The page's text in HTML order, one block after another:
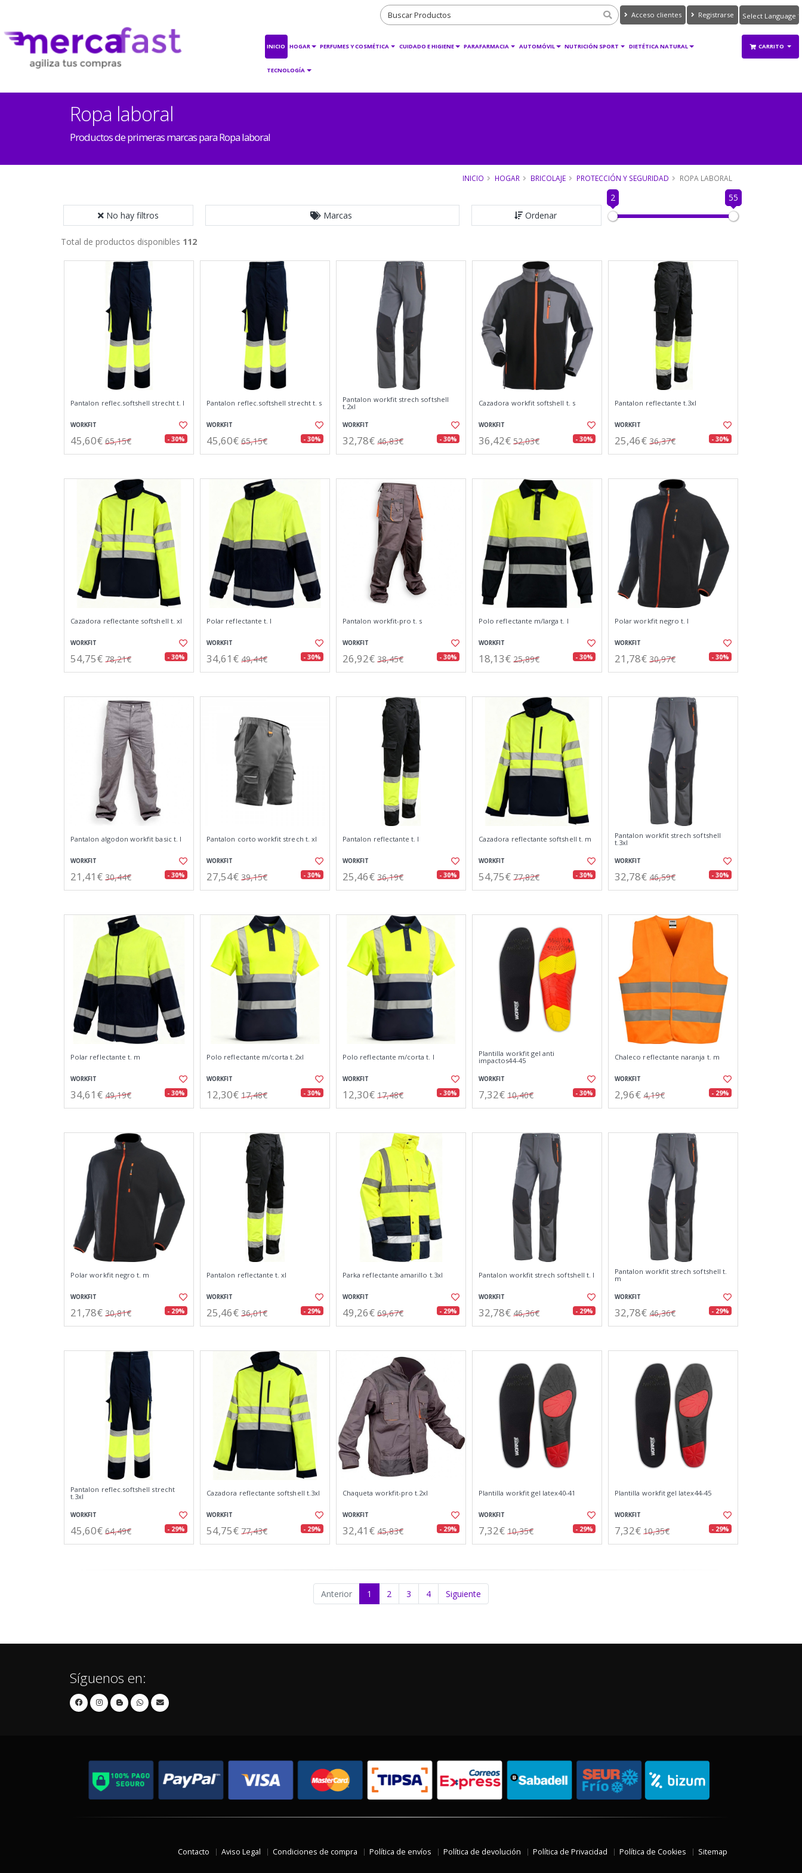
Acceso clientes Registrarse
Translate
INICIO HOGAR PERFUMES Y COSMÉTICA CUIDADO E HIGIENE PARAFARMACIA AUTOMÓVIL NUTRICIÓN SPORT DIETÉTICA NATURAL
TECNOLOGÍA
CARRITO
Ropa laboral
Productos de primeras marcas para Ropa laboral
INICIO HOGAR BRICOLAJE PROTECCIÓN Y SEGURIDAD ROPA LABORAL
No hay filtros Marcas Ordenar
2 55
Total de productos disponibles 112
Pantalon reflec.softshell strecht t. l
WORKFIT
45,60€ 65,15€ - 30%
Pantalon reflec.softshell strecht t. s
WORKFIT
45,60€ 65,15€ - 30%
Pantalon workfit strech softshell
t.2xl
WORKFIT
32,78€ 46,83€ - 30%
Cazadora workfit softshell t. s
WORKFIT
36,42€ 52,03€ - 30%
Pantalon reflectante t.3xl
WORKFIT
25,46€ 36,37€ - 30%
Cazadora reflectante softshell t. xl
WORKFIT
54,75€ 78,21€ - 30%
Polar reflectante t. l
WORKFIT
34,61€ 49,44€ - 30%
Pantalon workfit-pro t. s
WORKFIT
26,92€ 38,45€ - 30%
Polo reflectante m/larga t. l
WORKFIT
18,13€ 25,89€ - 30%
Polar workfit negro t. l
WORKFIT
21,78€ 30,97€ - 30%
Pantalon algodon workfit basic t. l
WORKFIT
21,41€ 30,44€ - 30%
Pantalon corto workfit strech t. xl
WORKFIT
27,54€ 39,15€ - 30%
Pantalon reflectante t. l
WORKFIT
25,46€ 36,19€ - 30%
Cazadora reflectante softshell t. m
WORKFIT
54,75€ 77,82€ - 30%
Pantalon workfit strech softshell
t.3xl
WORKFIT
32,78€ 46,59€ - 30%
Polar reflectante t. m
WORKFIT
34,61€ 49,19€ - 30%
Polo reflectante m/corta t.2xl
WORKFIT
12,30€ 17,48€ - 30%
Polo reflectante m/corta t. l
WORKFIT
12,30€ 17,48€ - 30%
Plantilla workfit gel anti
impactos44-45
WORKFIT
7,32€ 10,40€ - 30%
Chaleco reflectante naranja t. m
WORKFIT
2,96€ 4,19€ - 29%
Polar workfit negro t. m
WORKFIT
21,78€ 30,81€ - 29%
Pantalon reflectante t. xl
WORKFIT
25,46€ 36,01€ - 29%
Parka reflectante amarillo t.3xl
WORKFIT
49,26€ 69,67€ - 29%
Pantalon workfit strech softshell t. l
WORKFIT
32,78€ 46,36€ - 29%
Pantalon workfit strech softshell t.
m
WORKFIT
32,78€ 46,36€ - 29%
Pantalon reflec.softshell strecht
t.3xl
WORKFIT
45,60€ 64,49€ - 29%
Cazadora reflectante softshell t.3xl
WORKFIT
54,75€ 77,43€ - 29%
Chaqueta workfit-pro t.2xl
WORKFIT
32,41€ 45,83€ - 29%
Plantilla workfit gel latex40-41
WORKFIT
7,32€ 10,35€ - 29%
Plantilla workfit gel latex44-45
WORKFIT
7,32€ 10,35€ - 29%
Anterior 1 2 3 4 Siguiente
Síguenos en:
Contacto Aviso Legal Condiciones de compra Política de envíos Política de devolución Política de Privacidad Política de Cookies Sitemap